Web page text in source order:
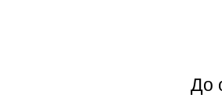
До